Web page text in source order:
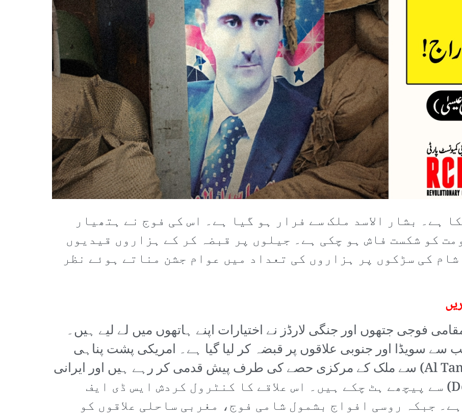
ہے۔ بشار الاسد ملک سے فرار ہو گیا ہے۔ اس کی فوج نے ہتھیار
کو شکست فاش ہو چکی ہے۔ جیلوں پر قبضہ کر کے ہزاروں قیدیوں
کی سڑکوں پر ہزاروں کی تعداد میں عوام جشن مناتے ہوئے نظر
فوجی جتھوں اور جنگی لارڈز نے اختیارات اپنے ہاتھوں میں لے لیے ہیں۔
سویڈا اور جنوبی علاقوں پر قبضہ کر لیا گیا ہے۔ امریکی پشت پناہی
میں سرگرم فوجی جتھے التنف (Al Tanf) سے ملک کے مرکزی حصے کی طرف پیش قدمی کر رہے ہیں اور ایرانی
فوجی جتھے دیر الزور (Deir Ezzor) سے پیچھے ہٹ چکے ہیں۔ اس علاقے کا کنٹرول کردش ایس ڈی ایف
جبکہ روسی افواج بشمول شامی فوج، مغربی ساحلی علاقوں کو